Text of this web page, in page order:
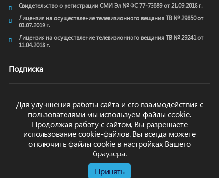
Свидетельство о регистрации СМИ Эл № ФС 77-73689 от 21.09.2018 г.
Лицензия на осуществление телевизионного вещания ТВ № 29850 от
03.07.2019 г.
Лицензия на осуществление телевизионного вещания ТВ № 29241 от
11.04.2018 г.
Подписка
ОТПРАВИТЬ
. Все права защищены.
Для улучшения работы сайта и его взаимодействия с
пользователями мы используем файлы cookie.
Продолжая работу с сайтом, Вы разрешаете
использование cookie-файлов. Вы всегда можете
отключить файлы cookie в настройках Вашего
браузера.
Принять